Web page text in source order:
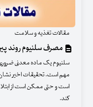
مقالات تغذیه و سلامت
مصرف سلنیوم روند
سلنیوم یک ماده معدنی
مهم است. تحقیقات اخیر
است و حتی ممکن است از
کند.